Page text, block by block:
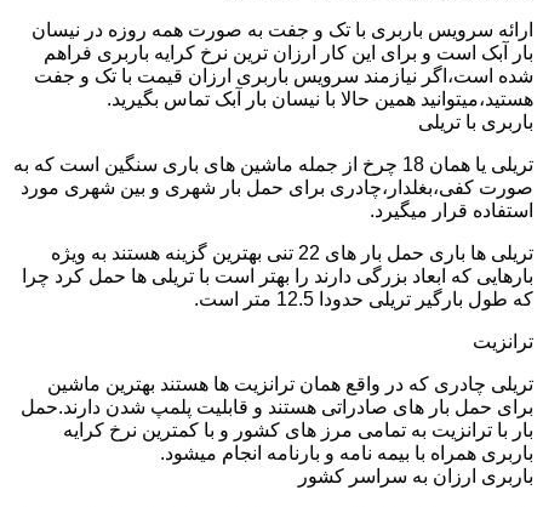
ارائه سرویس باربری با تک و جفت به صورت همه روزه در نیسان
بار آبک است و برای این کار ارزان ترین نرخ کرایه باربری فراهم
شده است،اگر نیازمند سرویس باربری ارزان قیمت با تک و جفت
هستید،میتوانید همین حالا با نیسان بار آبک تماس بگیرید.
باربری با تریلی
تریلی یا همان 18 چرخ از جمله ماشین های باری سنگین است که به
صورت کفی،بغلدار،چادری برای حمل بار شهری و بین شهری مورد
استفاده قرار میگیرد.
تریلی ها باری حمل بار های 22 تنی بهترین گزینه هستند به ویژه
بارهایی که ابعاد بزرگی دارند را بهتر است با تریلی ها حمل کرد چرا
که طول بارگیر تریلی حدودا 12.5 متر است.
ترانزیت
تریلی چادری که در واقع همان ترانزیت ها هستند بهترین ماشین
برای حمل بار های صادراتی هستند و قابلیت پلمپ شدن دارند.حمل
بار با ترانزیت به تمامی مرز های کشور و با کمترین نرخ کرایه
باربری همراه با بیمه نامه و بارنامه انجام میشود.
باربری ارزان به سراسر کشور